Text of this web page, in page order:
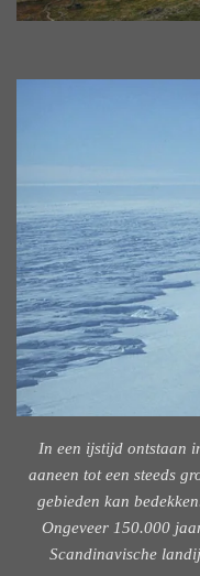
In een ijstijd ontstaan
aaneen tot een steeds
gebieden kan
Ongeveer 150.000
Scandinavische